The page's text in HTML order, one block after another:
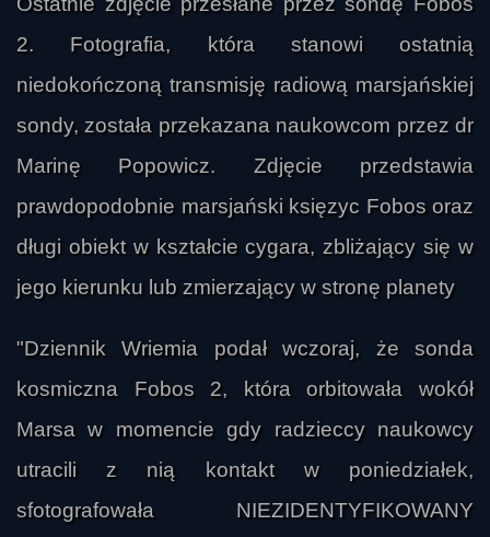
2. Fotografia, która stanowi ostatnią
niedokończoną transmisję radiową marsjańskiej
sondy, została przekazana naukowcom przez dr
Marinę Popowicz. Zdjęcie przedstawia
prawdopodobnie marsjański księzyc Fobos oraz
długi obiekt w kształcie cygara, zbliżający się w
jego kierunku lub zmierzający w stronę planety
"Dziennik Wriemia podał wczoraj, że sonda
kosmiczna Fobos 2, która orbitowała wokół
Marsa w momencie gdy radzieccy naukowcy
utracili z nią kontakt w poniedziałek,
sfotografowała NIEZIDENTYFIKOWANY